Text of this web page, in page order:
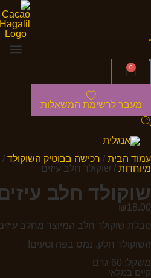
0
מעבר לרשימת המשאלות
עמוד הבית / רכישה בבוטיק השוקולד /
מיוחדות / שוקולד חלב עיזים
שוקולד חלב
₪ 18.00
טבלת שוקולד חלב המיוצר מחלב
השוקולד חלק, נמס בפה וטעים!
משקל: 60 גרם
קיים במלאי